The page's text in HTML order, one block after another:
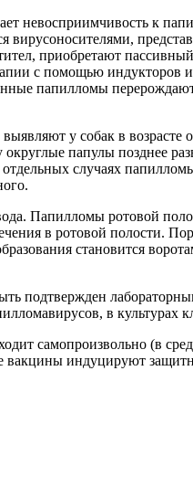
невосприимчивость к
приобретают
с помощью индукторов
папилломы
у собак в
папулы позднее
случаях
Папилломы ротовой
в ротовой полости.
становится
подтвержден
в культурах
самопроизвольно (в
вакцины индуцируют